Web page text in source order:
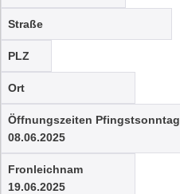
Straße
PLZ
Ort
Öffnungszeiten Pfingstsonntag
08.06.2025
Fronleichnam
19.06.2025